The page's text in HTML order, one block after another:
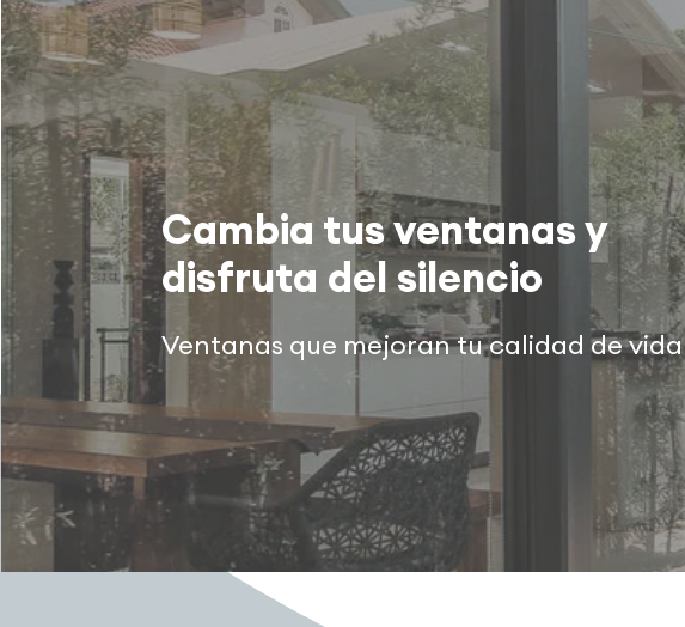
Cambia tus ventanas y
disfruta del silencio
Ventanas que mejoran tu calidad de vida